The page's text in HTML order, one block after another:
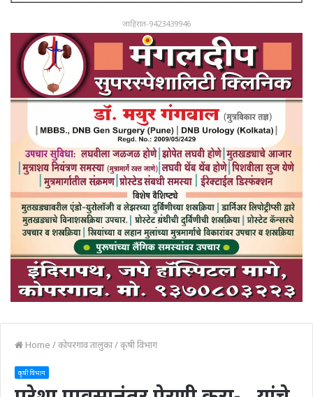
जाहिरात-9423439946
Home /कोपरगाव तालुका/कृषी विभाग
कृषी विभाग